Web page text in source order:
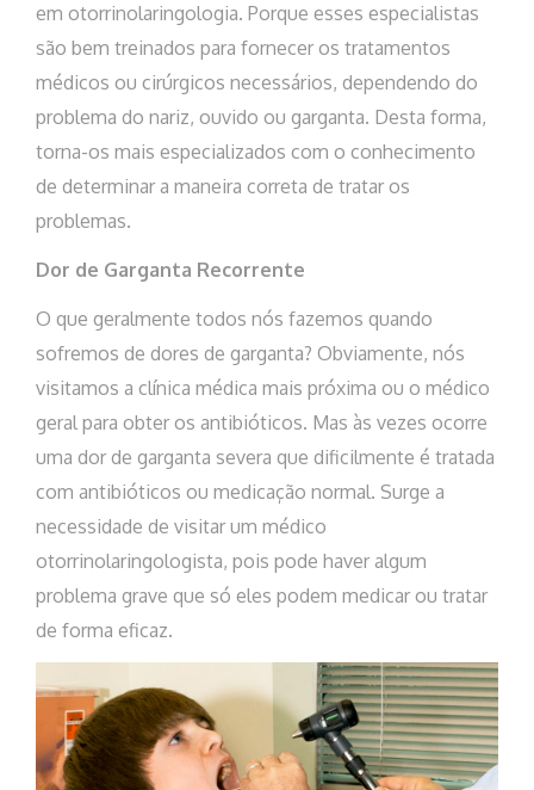
em otorrinolaringologia. Porque esses especialistas
são bem treinados para fornecer os tratamentos
médicos ou cirúrgicos necessários, dependendo do
problema do nariz, ouvido ou garganta. Desta forma,
torna-os mais especializados com o conhecimento
de determinar a maneira correta de tratar os
problemas.
Dor de Garganta Recorrente
O que geralmente todos nós fazemos quando
sofremos de dores de garganta? Obviamente, nós
visitamos a clínica médica mais próxima ou o médico
geral para obter os antibióticos. Mas às vezes ocorre
uma dor de garganta severa que dificilmente é tratada
com antibióticos ou medicação normal. Surge a
necessidade de visitar um médico
otorrinolaringologista, pois pode haver algum
problema grave que só eles podem medicar ou tratar
de forma eficaz.